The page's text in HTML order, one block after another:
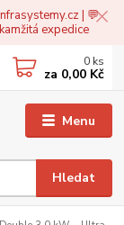
| 💬
expedice
Menu
Hledat
0 ks
za 0,00 Kč